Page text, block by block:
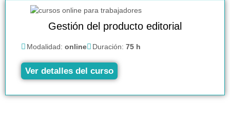
Gestión del producto editorial
Modalidad: online Duración: 75 h
Ver detalles del curso